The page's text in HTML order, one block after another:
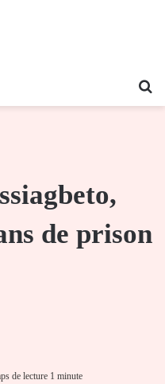
de prison
de lecture 1 minute